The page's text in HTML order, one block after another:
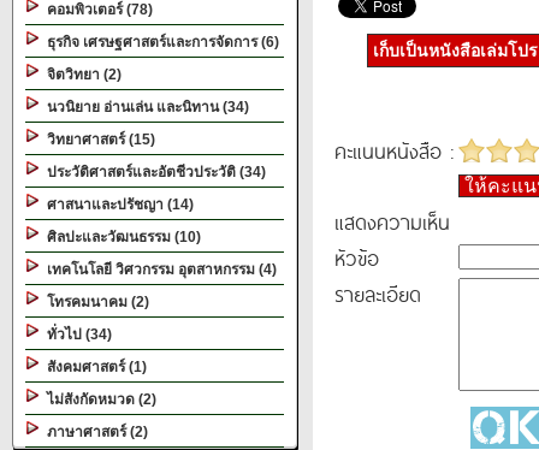
คอมพิวเตอร์ (78)
ธุรกิจ เศรษฐศาสตร์และการจัดการ (6)
จิตวิทยา (2)
นวนิยาย อ่านเล่น และนิทาน (34)
วิทยาศาสตร์ (15)
ประวัติศาสตร์และอัตชีวประวัติ (34)
ศาสนาและปรัชญา (14)
ศิลปะและวัฒนธรรม (10)
เทคโนโลยี วิศวกรรม อุตสาหกรรม (4)
โทรคมนาคม (2)
ทั่วไป (34)
สังคมศาสตร์ (1)
ไม่สังกัดหมวด (2)
ภาษาศาสตร์ (2)
เก็บเป็นหนังสือเล่มโป
คะแนนหนังสือ :
ให้คะแ
แสดงความเห็น
หัวข้อ
รายละเอียด